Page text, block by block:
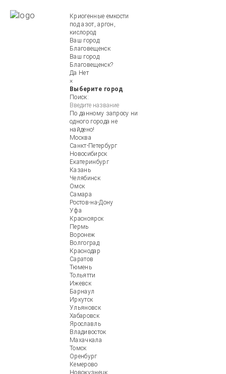
Криогенные емкости
под азот, аргон,
кислород
Ваш город:
Благовещенск
Ваш город
Благовещенск?
Да Нет
×
Выберите город
Поиск:
По данному запросу ни
одного города не
найдено!
Москва
Санкт-Петербург
Новосибирск
Екатеринбург
Казань
Челябинск
Омск
Самара
Ростов-на-Дону
Уфа
Красноярск
Пермь
Воронеж
Волгоград
Краснодар
Саратов
Тюмень
Тольятти
Ижевск
Барнаул
Иркутск
Ульяновск
Хабаровск
Ярославль
Владивосток
Махачкала
Томск
Оренбург
Кемерово
Новокузнецк